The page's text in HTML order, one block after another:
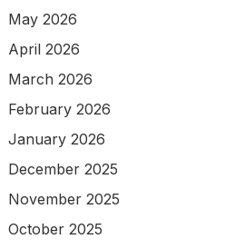
May 2026
April 2026
March 2026
February 2026
January 2026
December 2025
November 2025
October 2025